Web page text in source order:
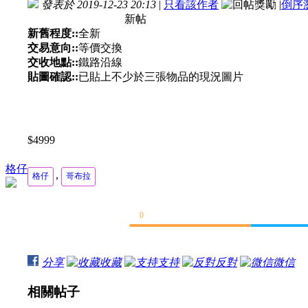
格仔
發表於 2019-12-23 20:13 | 只看該作者 |倒序
新帖
新舊程度::全新
交易意向::等價交換
交收地點::鐵路沿線
貼圖確認::已貼上不少於三張物品的現況圖片
$4999
格仔 , 哥布拉
0
分享 收藏 支持 反對 微信
相關帖子